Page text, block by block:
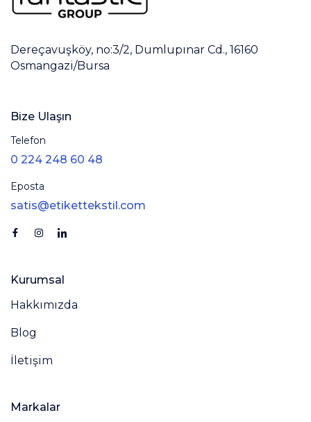
Dereçavuşköy, no:3/2, Dumlupınar Cd., 16160
Osmangazi/Bursa
Bize Ulaşın
Telefon
0 224 248 60 48
Eposta
satis@etikettekstil.com
Kurumsal
Hakkımızda
Blog
İletişim
Markalar